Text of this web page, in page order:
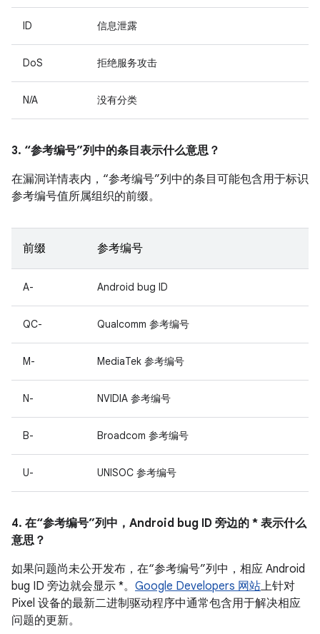
ID 信息泄露
DoS 拒绝服务攻击
N/A 没有分类
3. “参考编号”列中的条目表示什么意思？
在漏洞详情表内，“参考编号”列中的条目可能包含用于标识
参考编号值所属组织的前缀。
前缀 参考编号
A- Android bug ID
QC- Qualcomm 参考编号
M- MediaTek 参考编号
N- NVIDIA 参考编号
B- Broadcom 参考编号
U- UNISOC 参考编号
4. 在“参考编号”列中，Android bug ID 旁边的 * 表示什么
意思？
如果问题尚未公开发布，在“参考编号”列中，相应 Android
bug ID 旁边就会显示 *。 Google Developers 网站上针对
Pixel 设备的最新二进制驱动程序中通常包含用于解决相应
问题的更新。